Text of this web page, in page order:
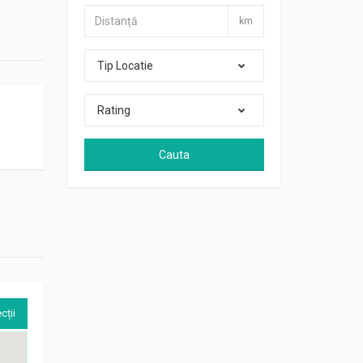
km
Tip Locatie
Rating
Cauta